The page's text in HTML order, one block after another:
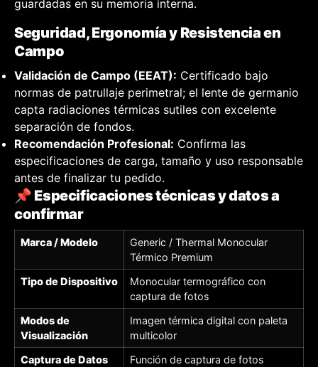
guardadas en su memoria interna.
Seguridad, Ergonomía y Resistencia en
Campo
Validación de Campo (EEAT): Certificado bajo
normas de patrullaje perimetral; el lente de germanio
capta radiaciones térmicas sutiles con excelente
separación de fondos.
Recomendación Profesional: Confirma las
especificaciones de carga, tamaño y uso responsable
antes de finalizar tu pedido.
📌 Especificaciones técnicas y datos a
confirmar
Marca / Modelo
Generic / Thermal Monocular
Térmico Premium
Tipo de Dispositivo
Monocular termográfico con
captura de fotos
Modos de
Visualización
Imagen térmica digital con paleta
multicolor
Captura de Datos
Función de captura de fotos